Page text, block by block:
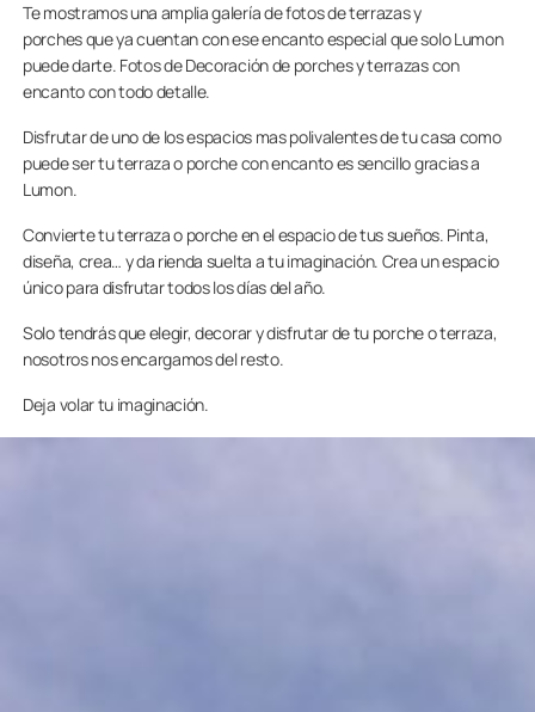
Te mostramos una amplia galería de fotos de terrazas y
porches que ya cuentan con ese encanto especial que solo Lumon
puede darte. Fotos de Decoración de porches y terrazas con
encanto con todo detalle.
Disfrutar de uno de los espacios mas polivalentes de tu casa como
puede ser tu terraza o porche con encanto es sencillo gracias a
Lumon.
Convierte tu terraza o porche en el espacio de tus sueños. Pinta,
diseña, crea… y da rienda suelta a tu imaginación. Crea un espacio
único para disfrutar todos los días del año.
Solo tendrás que elegir, decorar y disfrutar de tu porche o terraza,
nosotros nos encargamos del resto.
Deja volar tu imaginación.